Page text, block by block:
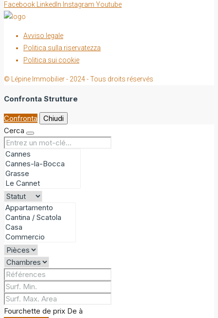
Facebook LinkedIn Instagram Youtube
Avviso legale
Politica sulla riservatezza
Politica sui cookie
© Lépine Immobilier - 2024 - Tous droits réservés
Confronta Strutture
Confronta
Chiudi
Cerca
Fourchette de prix De à